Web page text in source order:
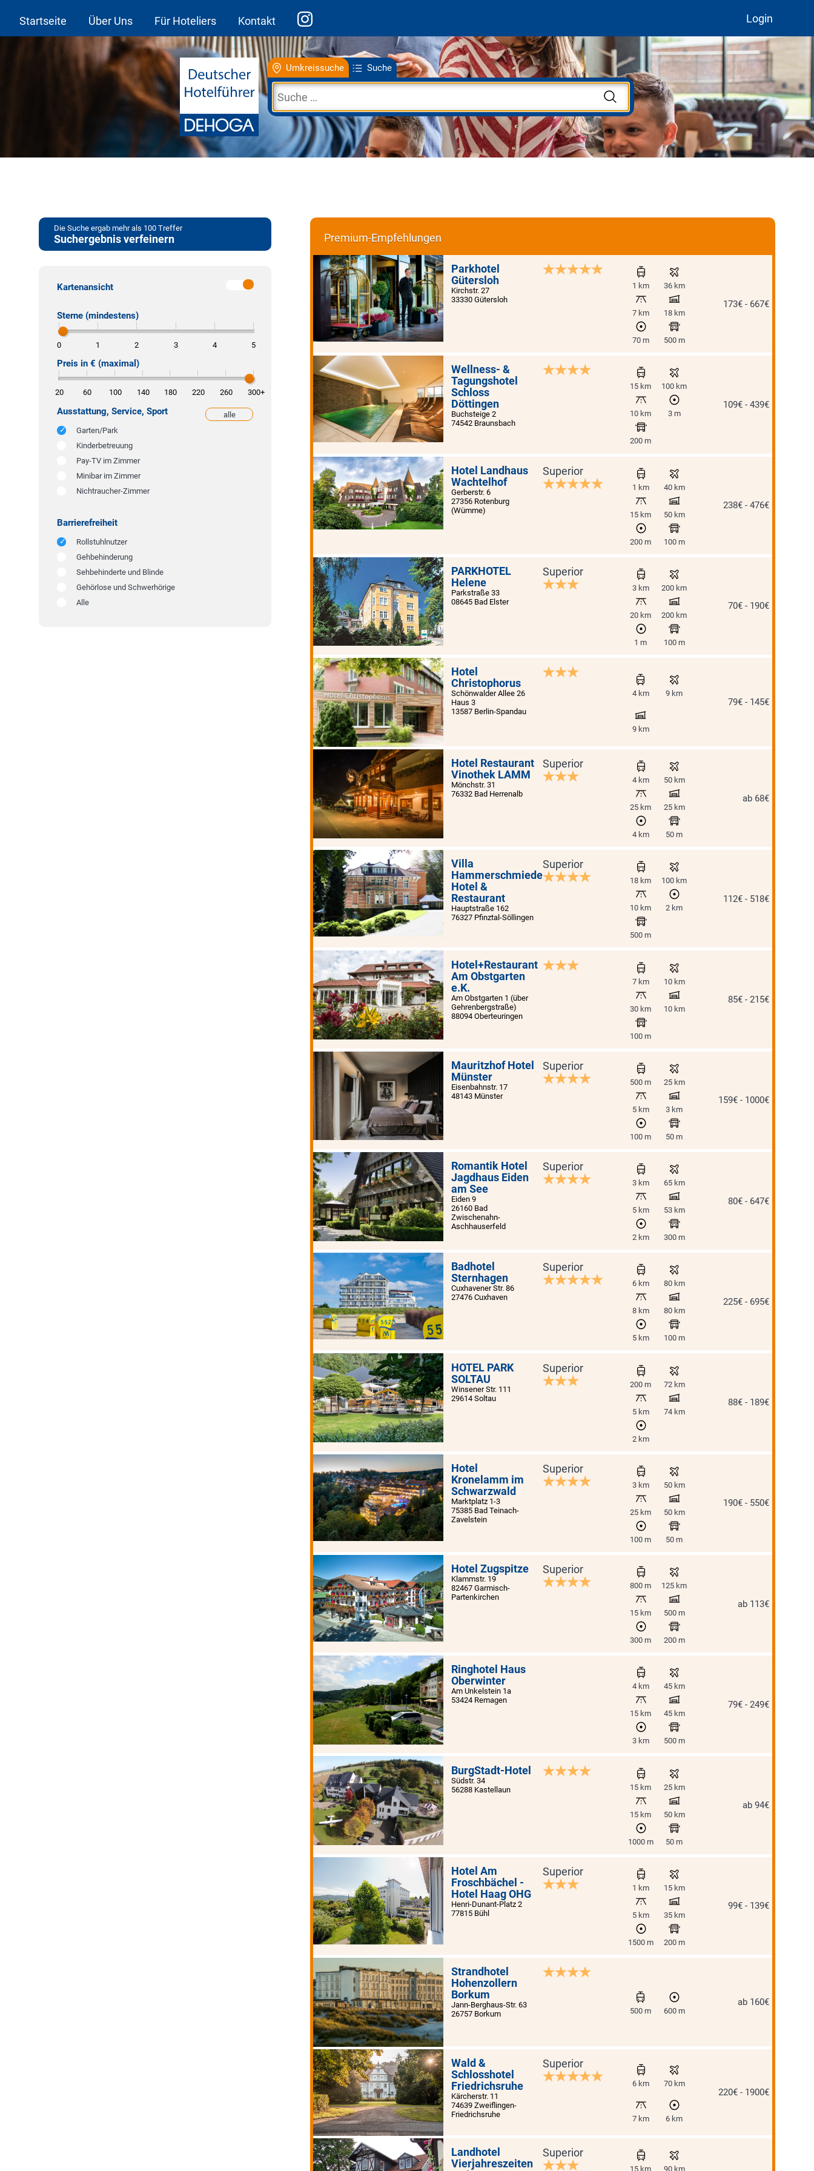
Startseite Über Uns Für Hoteliers Kontakt Login
Umkreissuche Suche
Premium-Empfehlungen
Parkhotel
Gütersloh
Kirchstr. 27
33330 Gütersloh
1 km 36 km
7 km 18 km
70 m 500 m
173€ - 667€
Wellness- &
Tagungshotel
Schloss
Döttingen
Buchsteige 2
74542 Braunsbach
15 km 100 km
10 km 3 m
200 m
109€ - 439€
Hotel Landhaus
Wachtelhof
Gerberstr. 6
27356 Rotenburg
(Wümme)
Superior
1 km 40 km
15 km 50 km
200 m 100 m
238€ - 476€
PARKHOTEL
Helene
Parkstraße 33
08645 Bad Elster
Superior
3 km 200 km
20 km 200 km
1 m 100 m
70€ - 190€
Hotel
Christophorus
Schönwalder Allee 26
Haus 3
13587 Berlin-Spandau
4 km 9 km
9 km
79€ - 145€
Hotel Restaurant
Vinothek LAMM
Mönchstr. 31
76332 Bad Herrenalb
Superior
4 km 50 km
25 km 25 km
4 km 50 m
ab 68€
Villa
Hammerschmiede
Hotel &
Restaurant
Hauptstraße 162
76327 Pfinztal-Söllingen
Superior
18 km 100 km
10 km 2 km
500 m
112€ - 518€
Hotel+Restaurant
Am Obstgarten
e.K.
Am Obstgarten 1 (über
Gehrenbergstraße)
88094 Oberteuringen
7 km 10 km
30 km 10 km
100 m
85€ - 215€
Mauritzhof Hotel
Münster
Eisenbahnstr. 17
48143 Münster
Superior
500 m 25 km
5 km 3 km
100 m 50 m
159€ - 1000€
Romantik Hotel
Jagdhaus Eiden
am See
Eiden 9
26160 Bad
Zwischenahn-
Aschhauserfeld
Superior
3 km 65 km
5 km 53 km
2 km 300 m
80€ - 647€
Badhotel
Sternhagen
Cuxhavener Str. 86
27476 Cuxhaven
Superior
6 km 80 km
8 km 80 km
5 km 100 m
225€ - 695€
HOTEL PARK
SOLTAU
Winsener Str. 111
29614 Soltau
Superior
200 m 72 km
5 km 74 km
2 km
88€ - 189€
Hotel
Kronelamm im
Schwarzwald
Marktplatz 1-3
75385 Bad Teinach-
Zavelstein
Superior
3 km 50 km
25 km 50 km
100 m 50 m
190€ - 550€
Hotel Zugspitze
Klammstr. 19
82467 Garmisch-
Partenkirchen
Superior
800 m 125 km
15 km 500 m
300 m 200 m
ab 113€
Ringhotel Haus
Oberwinter
Am Unkelstein 1a
53424 Remagen
4 km 45 km
15 km 45 km
3 km 500 m
79€ - 249€
BurgStadt-Hotel
Südstr. 34
56288 Kastellaun
15 km 25 km
15 km 50 km
1000 m 50 m
ab 94€
Hotel Am
Froschbächel -
Hotel Haag OHG
Henri-Dunant-Platz 2
77815 Bühl
Superior
1 km 15 km
5 km 35 km
1500 m 200 m
99€ - 139€
Strandhotel
Hohenzollern
Borkum
Jann-Berghaus-Str. 63
26757 Borkum
500 m 600 m
ab 160€
Wald &
Schlosshotel
Friedrichsruhe
Kärcherstr. 11
74639 Zweiflingen-
Friedrichsruhe
Superior
6 km 70 km
7 km 6 km
220€ - 1900€
Landhotel
Vierjahreszeiten
Superior
15 km 90 km
Die Suche ergab mehr als 100 Treffer
Suchergebnis verfeinern
Kartenansicht
Sterne (mindestens)
0 1 2 3 4 5
Preis in € (maximal)
20 60 100 140 180 220 260 300+
alle
Ausstattung, Service, Sport
Garten/Park
Kinderbetreuung
Pay-TV im Zimmer
Minibar im Zimmer
Nichtraucher-Zimmer
Barrierefreiheit
Rollstuhlnutzer
Gehbehinderung
Sehbehinderte und Blinde
Gehörlose und Schwerhörige
Alle